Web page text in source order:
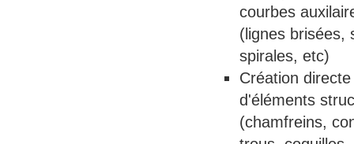
courbes
(lignes brisées,
spirales, etc)
Création directe
d'éléments
(chamfreins,